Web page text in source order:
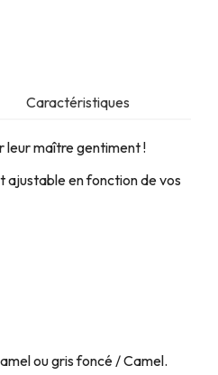
Caractéristiques
leur maître gentiment !
ajustable en fonction de vos
ou gris foncé / Camel.